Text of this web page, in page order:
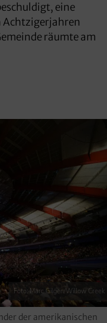
eine
Achtzigerjahren
räumte am
Foto: Marc Gilgen/Willow Creek
der amerikanischen